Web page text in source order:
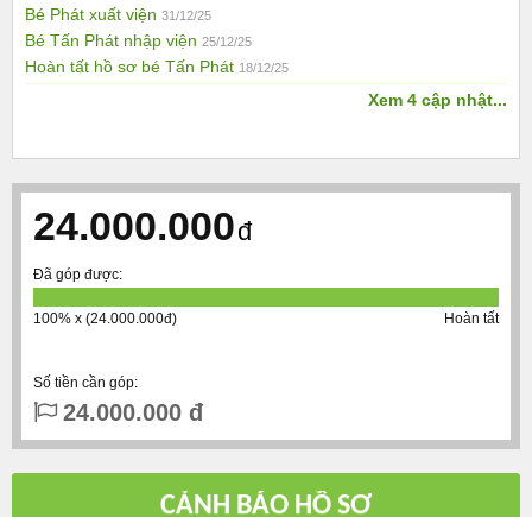
Bé Phát xuất viện 31/12/25
Bé Tấn Phát nhập viện 25/12/25
Hoàn tất hồ sơ bé Tấn Phát 18/12/25
Xem 4 cập nhật...
24.000.000đ
Đã góp được:
100% x (24.000.000đ) Hoàn tất
Số tiền cần góp:
24.000.000 đ